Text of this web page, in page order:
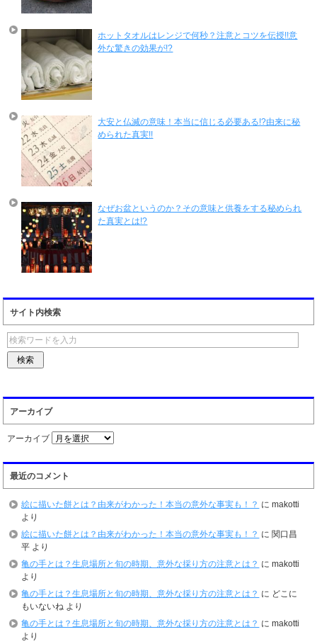
ホットタオルはレンジで何秒？注意とコツを伝授!!意
外な驚きの効果が!?
大安と仏滅の意味！本当に信じる必要ある!?由来に秘
められた真実!!
なぜお盆というのか？その意味と供養をする秘められ
た真実とは!?
サイト内検索
アーカイブ
アーカイブ
最近のコメント
絵に描いた餅とは？由来がわかった！本当の意外な事実も！？ にmakotti
より
絵に描いた餅とは？由来がわかった！本当の意外な事実も！？ に 関口昌
平 より
亀の手とは？生息場所と旬の時期、意外な採り方の注意とは？ にmakotti
より
亀の手とは？生息場所と旬の時期、意外な採り方の注意とは？ に どこに
もいないね より
亀の手とは？生息場所と旬の時期、意外な採り方の注意とは？ にmakotti
より